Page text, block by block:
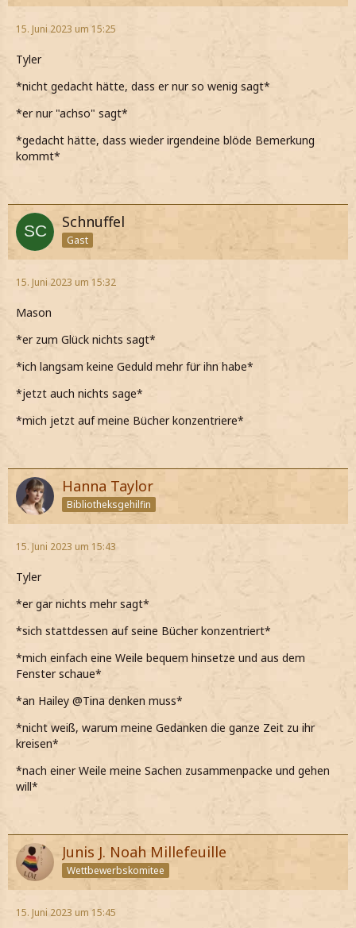
15. Juni 2023 um 15:25
Tyler
*nicht gedacht hätte, dass er nur so wenig sagt*
*er nur "achso" sagt*
*gedacht hätte, dass wieder irgendeine blöde Bemerkung
kommt*
Schnuffel
Gast
15. Juni 2023 um 15:32
Mason
*er zum Glück nichts sagt*
*ich langsam keine Geduld mehr für ihn habe*
*jetzt auch nichts sage*
*mich jetzt auf meine Bücher konzentriere*
Hanna Taylor
Bibliotheksgehilfin
15. Juni 2023 um 15:43
Tyler
*er gar nichts mehr sagt*
*sich stattdessen auf seine Bücher konzentriert*
*mich einfach eine Weile bequem hinsetze und aus dem
Fenster schaue*
*an Hailey @Tina denken muss*
*nicht weiß, warum meine Gedanken die ganze Zeit zu ihr
kreisen*
*nach einer Weile meine Sachen zusammenpacke und gehen
will*
Junis J. Noah Millefeuille
Wettbewerbskomitee
15. Juni 2023 um 15:45